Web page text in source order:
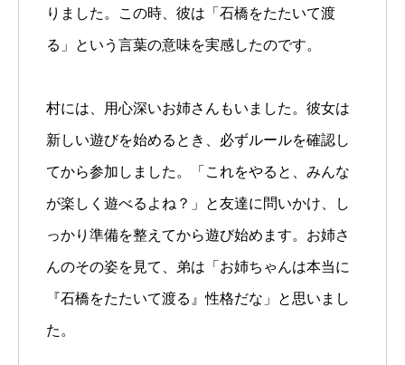
りました。この時、彼は「石橋をたたいて渡
る」という言葉の意味を実感したのです。
村には、用心深いお姉さんもいました。彼女は
新しい遊びを始めるとき、必ずルールを確認し
てから参加しました。「これをやると、みんな
が楽しく遊べるよね？」と友達に問いかけ、し
っかり準備を整えてから遊び始めます。お姉さ
んのその姿を見て、弟は「お姉ちゃんは本当に
『石橋をたたいて渡る』性格だな」と思いまし
た。